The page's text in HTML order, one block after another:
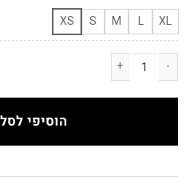
XL
L
M
S
XS
הוסיפי